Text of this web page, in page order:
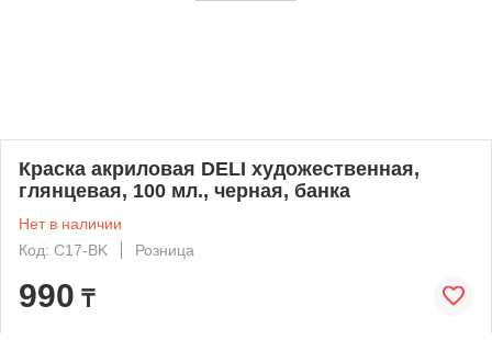
Краска акриловая DELI художественная,
глянцевая, 100 мл., черная, банка
Нет в наличии
Код: C17-BK
Розница
990 ₸